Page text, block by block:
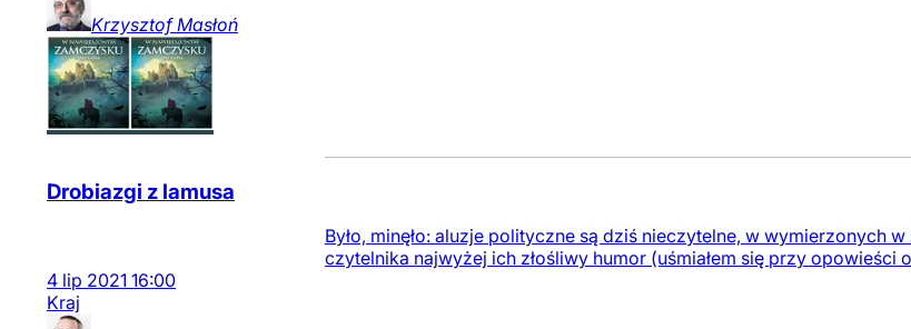
Krzysztof Masłoń
Drobiazgi z lamusa
Było, minęło: aluzje polityczne są dziś nieczytelne, w wymierzonych
czytelnika najwyżej ich złośliwy humor (uśmiałem się przy
4 lip 2021 16:00
Kraj